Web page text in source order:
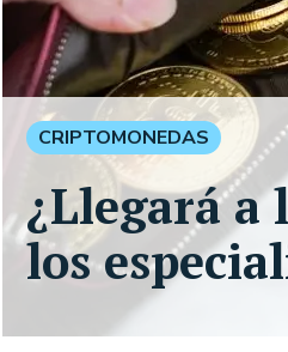
CRIPTOMONEDAS
¿Llegará a
los